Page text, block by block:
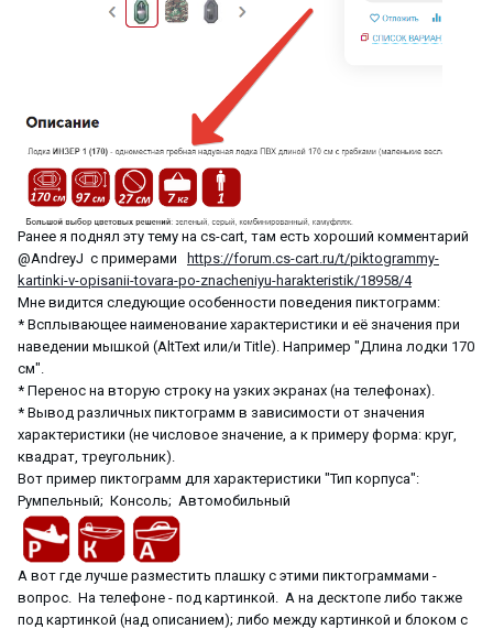
Ранее я поднял эту тему на cs-cart, там есть хороший комментарий
@AndreyJ с примерами https://forum.cs-cart.ru/t/piktogrammy-
kartinki-v-opisanii-tovara-po-znacheniyu-harakteristik/18958/4
Мне видится следующие особенности поведения пиктограмм:
* Всплывающее наименование характеристики и её значения при
наведении мышкой (AltText или/и Title). Например "Длина лодки 170
см".
* Перенос на вторую строку на узких экранах (на телефонах).
* Вывод различных пиктограмм в зависимости от значения
характеристики (не числовое значение, а к примеру форма: круг,
квадрат, треугольник).
Вот пример пиктограмм для характеристики "Тип корпуса":
Румпельный; Консоль; Автомобильный
А вот где лучше разместить плашку с этими пиктограммами -
вопрос. На телефоне - под картинкой. А на десктопе либо также
под картинкой (над описанием); либо между картинкой и блоком с